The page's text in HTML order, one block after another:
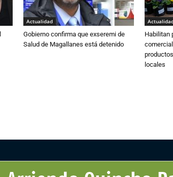
Actualidad
Gobierno confirma que exseremi de
Salud de Magallanes está detenido
Habilitan
locales